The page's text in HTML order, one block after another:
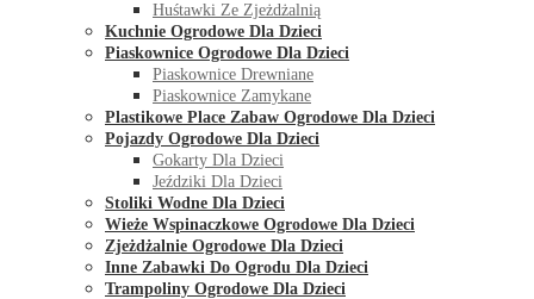
Huśtawki Ze Zjeżdżalnią
Kuchnie Ogrodowe Dla Dzieci
Piaskownice Ogrodowe Dla Dzieci
Piaskownice Drewniane
Piaskownice Zamykane
Plastikowe Place Zabaw Ogrodowe Dla Dzieci
Pojazdy Ogrodowe Dla Dzieci
Gokarty Dla Dzieci
Jeździki Dla Dzieci
Stoliki Wodne Dla Dzieci
Wieże Wspinaczkowe Ogrodowe Dla Dzieci
Zjeżdżalnie Ogrodowe Dla Dzieci
Inne Zabawki Do Ogrodu Dla Dzieci
Trampoliny Ogrodowe Dla Dzieci